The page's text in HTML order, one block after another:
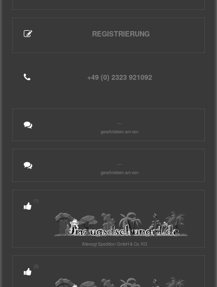
REGISTRIERUNG
+49 (0) 2323 921092
...
geschrieben am von
...
geschrieben am von
(1)
Altevogt Spedition GmbH & Co. KG
(3)